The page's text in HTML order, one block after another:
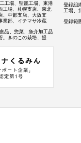
工場、聖籠工場、東港
工場、札幌支店、東北
、中部支店、大阪支
業部、イチマサ冷蔵
品、惣菜、魚介加工品
。きのこの栽培、提
登録組
工場、
登録範